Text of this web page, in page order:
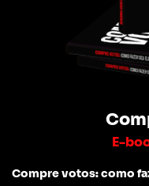
E-
Compre votos: como